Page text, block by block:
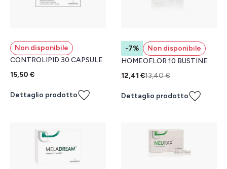
Non disponibile
CONTROLIPID 30 CAPSULE
15,50 €
Dettaglio prodotto
-7%
Non disponibile
HOMEOFLOR 10 BUSTINE
12,41 €13,40 €
Dettaglio prodotto